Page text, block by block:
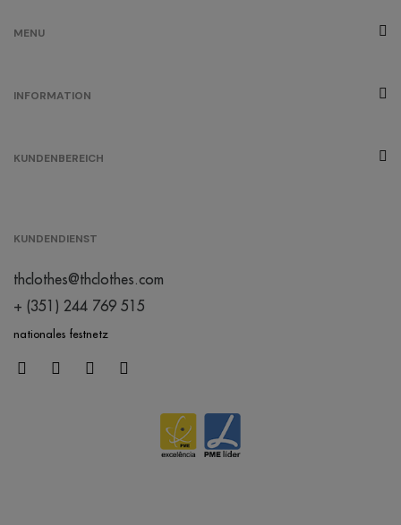
MENU
INFORMATION
KUNDENBEREICH
KUNDENDIENST
thclothes@thclothes.com
+ (351) 244 769 515
nationales festnetz